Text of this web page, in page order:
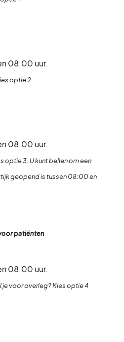
08:00 uur.
optie 2
08:00 uur.
optie 3. U kunt bellen om een
geopend is tussen 08:00 en
patiënten
08:00 uur.
je voor overleg? Kies optie 4